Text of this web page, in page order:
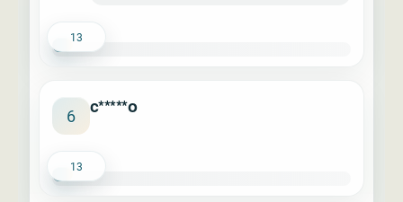
13
6 c*****o
13